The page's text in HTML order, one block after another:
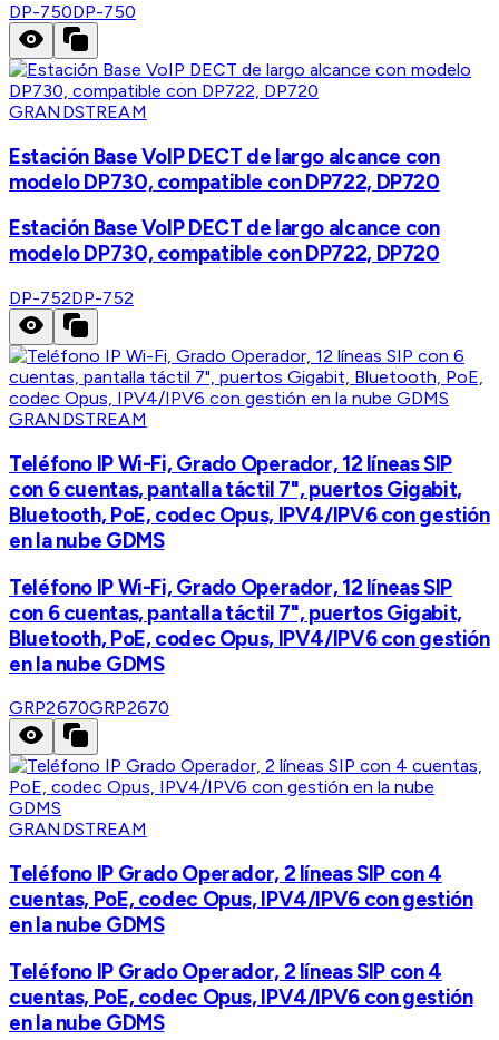
DP-750DP-750
GRANDSTREAM
Estación Base VoIP DECT de largo alcance con
modelo DP730, compatible con DP722, DP720
Estación Base VoIP DECT de largo alcance con
modelo DP730, compatible con DP722, DP720
DP-752DP-752
GRANDSTREAM
Teléfono IP Wi-Fi, Grado Operador, 12 líneas SIP
con 6 cuentas, pantalla táctil 7", puertos Gigabit,
Bluetooth, PoE, codec Opus, IPV4/IPV6 con gestión
en la nube GDMS
Teléfono IP Wi-Fi, Grado Operador, 12 líneas SIP
con 6 cuentas, pantalla táctil 7", puertos Gigabit,
Bluetooth, PoE, codec Opus, IPV4/IPV6 con gestión
en la nube GDMS
GRP2670GRP2670
GRANDSTREAM
Teléfono IP Grado Operador, 2 líneas SIP con 4
cuentas, PoE, codec Opus, IPV4/IPV6 con gestión
en la nube GDMS
Teléfono IP Grado Operador, 2 líneas SIP con 4
cuentas, PoE, codec Opus, IPV4/IPV6 con gestión
en la nube GDMS